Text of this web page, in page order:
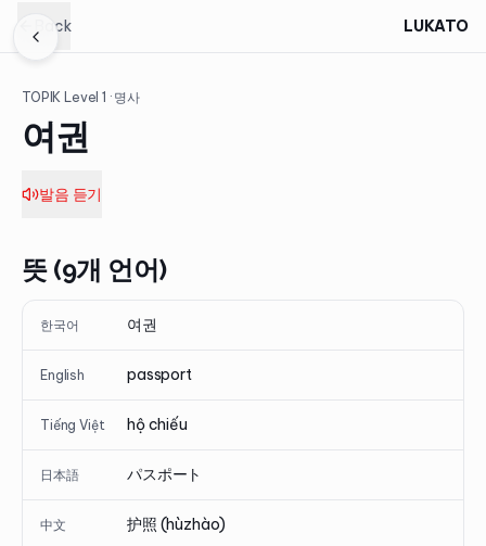
Back LUKATO
TOPIK Level1 · 명사
여권
발음 듣기
뜻 (9개 언어)
한국어 여권
English passport
Tiếng Việt hộ chiếu
日本語 パスポート
中文 护照 (hùzhào)